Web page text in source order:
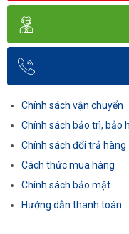
Chính sách vận chuyển
Chính sách bảo trì, bảo
Chính sách đổi trả hàng
Cách thức mua hàng
Chính sách bảo mật
Hướng dẫn thanh toán